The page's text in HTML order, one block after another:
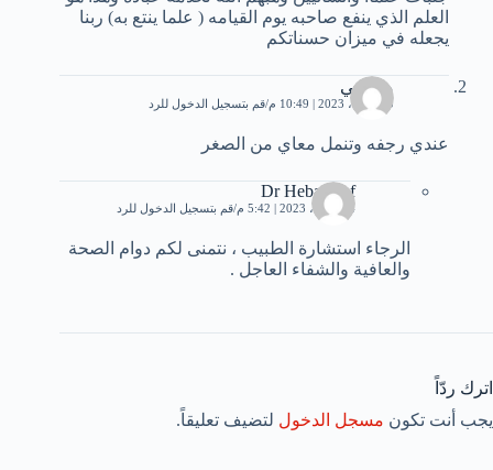
العلم الذي ينفع صاحبه يوم القيامه ( علما ينتع به) ربنا
يجعله في ميزان حسناتكم
ميرغني
20 أبريل، 2023 | 10:49 م قم بتسجيل الدخول للرد
عندي رجفه وتنمل معاي من الصغر
Dr Heba Atef
24 أبريل، 2023 | 5:42 م قم بتسجيل الدخول للرد
الرجاء استشارة الطبيب ، نتمنى لكم دوام الصحة
والعافية والشفاء العاجل .
اترك ردّاً
يجب أنت تكون مسجل الدخول لتضيف تعليقاً.